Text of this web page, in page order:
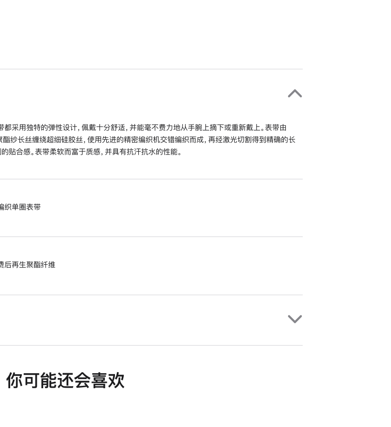
都采用独特的弹性设计，佩戴十分舒适，并能毫不费力地从手腕上摘下或重新戴上。表带由
纱长丝缠绕超细硅胶丝，使用先进的精密编织机交错编织而成，再经激光切割得到精确的长
贴合感。表带柔软而富于质感，并具有抗汗抗水的性能。
单圈表带
后再生聚酯纤维
你可能还会喜欢